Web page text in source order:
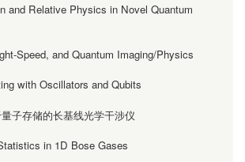
and Relative Physics in Novel Quantum
Speed, and Quantum Imaging/Physics
with Oscillators and Qubits
子存储的长基线光学干涉仪
in 1D Bose Gases